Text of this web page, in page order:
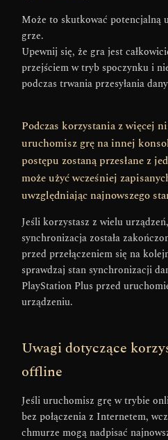
Może to skutkować potencjalną
grze.
Upewnij się, że gra jest
przejściem w tryb spoczynku i
podczas trwania przesyłania
Podczas korzystania z więcej
uruchomisz grę na innej
postępu zostaną przesłane z
może użyć wcześniej
uwzględniając najnowszego
Jeśli korzystasz z wielu
synchronizacja została
przed przełączeniem się na
sprawdzaj stan synchronizacji
PlayStation Plus przed
urządzeniu.
Uwagi dotyczące
offline
Jeśli uruchomisz grę w trybie
bez połączenia z Internetem,
chmurze mogą nadpisać